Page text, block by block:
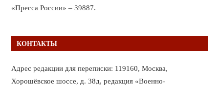
«Пресса России» – 39887.
КОНТАКТЫ
Адрес редакции для переписки: 119160, Москва,
Хорошёвское шоссе, д. 38д, редакция «Военно-